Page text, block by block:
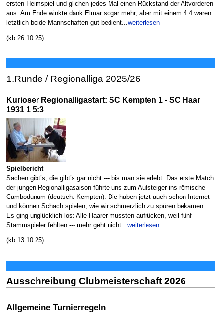
ersten Heimspiel und glichen jedes Mal einen Rückstand der Altvorderen
aus. Am Ende winkte dank Elmar sogar mehr, aber mit einem 4:4 waren
letztlich beide Mannschaften gut bedient...weiterlesen
(kb 26.10.25)
1.Runde / Regionalliga 2025/26
Kurioser Regionalligastart: SC Kempten 1 - SC Haar
1931 1 5:3
Spielbericht
Sachen gibt’s, die gibt’s gar nicht --- bis man sie erlebt. Das erste Match
der jungen Regionalligasaison führte uns zum Aufsteiger ins römische
Cambodunum (deutsch: Kempten). Die haben jetzt auch schon Internet
und können Schach spielen, wie wir schmerzlich zu spüren bekamen.
Es ging unglücklich los: Alle Haarer mussten aufrücken, weil fünf
Stammspieler fehlten --- mehr geht nicht...weiterlesen
(kb 13.10.25)
Ausschreibung Clubmeisterschaft 2026
Allgemeine Turnierregeln